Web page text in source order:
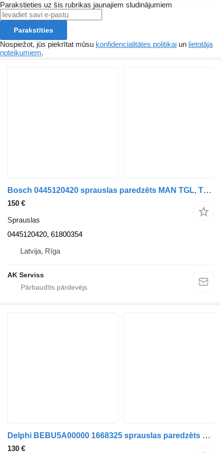
Parakstieties uz šis rubrikas jaunajiem sludinājumiem
Parakstīties
Nospiežot, jūs piekrītat mūsu konfidencialitātes politikai un lietotāja
noteikumiem.
Bosch 0445120420 sprauslas paredzēts MAN TGL, TGM, TGS, TGX vilcēja
150 €
Sprauslas
0445120420, 61800354
Latvija, Rīga
AK Serviss
Delphi BEBU5A00000 1668325 sprauslas paredzēts DAF CF75 CF85 XF105 vilcēja
130 €